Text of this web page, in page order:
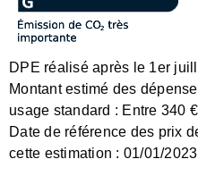
DPE réalisé après le 1er
Montant estimé des
usage standard : Entre 340
Date de référence des prix
cette estimation : 01/01/2023